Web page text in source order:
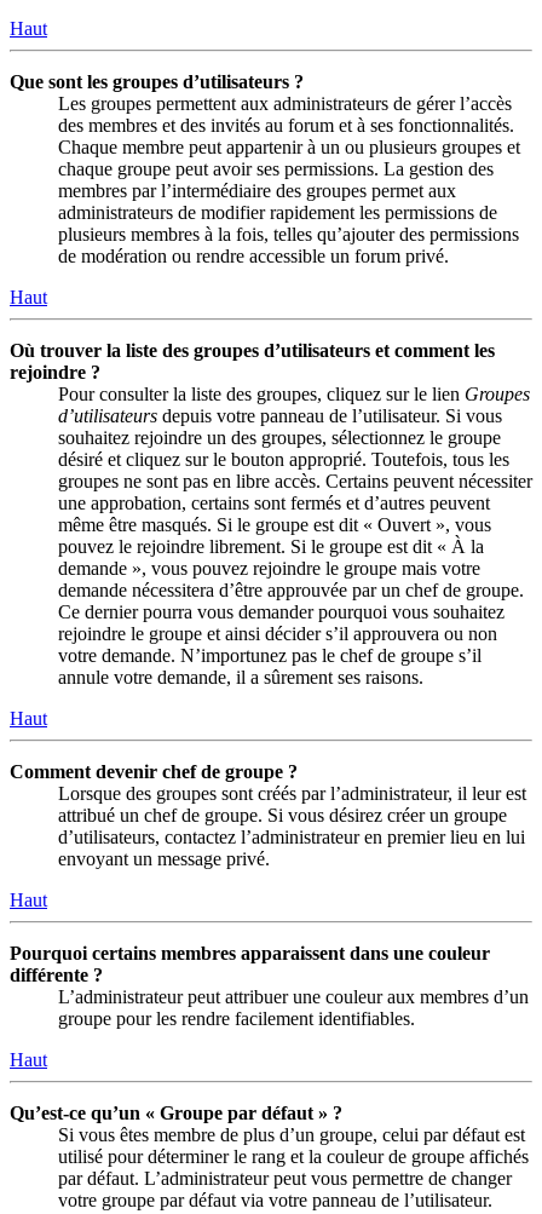
Haut
Que sont les groupes d’utilisateurs ?
Les groupes permettent aux administrateurs de gérer l’accès
des membres et des invités au forum et à ses fonctionnalités.
Chaque membre peut appartenir à un ou plusieurs groupes et
chaque groupe peut avoir ses permissions. La gestion des
membres par l’intermédiaire des groupes permet aux
administrateurs de modifier rapidement les permissions de
plusieurs membres à la fois, telles qu’ajouter des permissions
de modération ou rendre accessible un forum privé.
Haut
Où trouver la liste des groupes d’utilisateurs et comment les
rejoindre ?
Pour consulter la liste des groupes, cliquez sur le lien Groupes
d’utilisateurs depuis votre panneau de l’utilisateur. Si vous
souhaitez rejoindre un des groupes, sélectionnez le groupe
désiré et cliquez sur le bouton approprié. Toutefois, tous les
groupes ne sont pas en libre accès. Certains peuvent nécessiter
une approbation, certains sont fermés et d’autres peuvent
même être masqués. Si le groupe est dit « Ouvert », vous
pouvez le rejoindre librement. Si le groupe est dit « À la
demande », vous pouvez rejoindre le groupe mais votre
demande nécessitera d’être approuvée par un chef de groupe.
Ce dernier pourra vous demander pourquoi vous souhaitez
rejoindre le groupe et ainsi décider s’il approuvera ou non
votre demande. N’importunez pas le chef de groupe s’il
annule votre demande, il a sûrement ses raisons.
Haut
Comment devenir chef de groupe ?
Lorsque des groupes sont créés par l’administrateur, il leur est
attribué un chef de groupe. Si vous désirez créer un groupe
d’utilisateurs, contactez l’administrateur en premier lieu en lui
envoyant un message privé.
Haut
Pourquoi certains membres apparaissent dans une couleur
différente ?
L’administrateur peut attribuer une couleur aux membres d’un
groupe pour les rendre facilement identifiables.
Haut
Qu’est-ce qu’un « Groupe par défaut » ?
Si vous êtes membre de plus d’un groupe, celui par défaut est
utilisé pour déterminer le rang et la couleur de groupe affichés
par défaut. L’administrateur peut vous permettre de changer
votre groupe par défaut via votre panneau de l’utilisateur.